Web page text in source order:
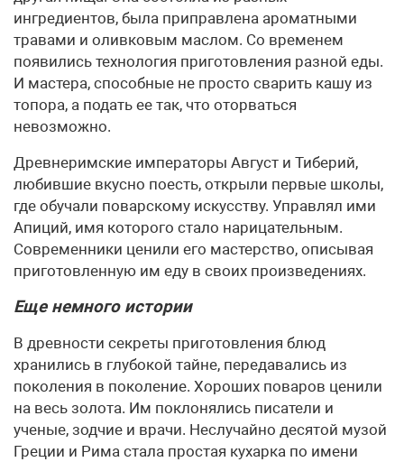
ингредиентов, была приправлена ароматными
травами и оливковым маслом. Со временем
появились технология приготовления разной еды.
И мастера, способные не просто сварить кашу из
топора, а подать ее так, что оторваться
невозможно.
Древнеримские императоры Август и Тиберий,
любившие вкусно поесть, открыли первые школы,
где обучали поварскому искусству. Управлял ими
Апиций, имя которого стало нарицательным.
Современники ценили его мастерство, описывая
приготовленную им еду в своих произведениях.
Еще немного истории
В древности секреты приготовления блюд
хранились в глубокой тайне, передавались из
поколения в поколение. Хороших поваров ценили
на весь золота. Им поклонялись писатели и
ученые, зодчие и врачи. Неслучайно десятой музой
Греции и Рима стала простая кухарка по имени